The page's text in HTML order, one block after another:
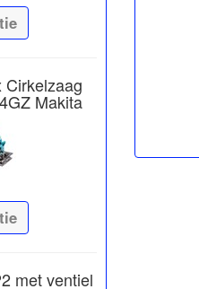
Cirkelzaag
Makita
met ventiel